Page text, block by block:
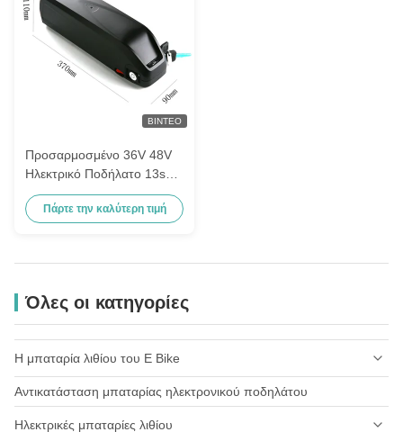
ΒΊΝΤΕΟ
Προσαρμοσμένο 36V 48V
Ηλεκτρικό Ποδήλατο 13s5p
3500mAh Ηλιακά
Συλλέγματα 17,5ah
Πάρτε την καλύτερη τιμή
Όλες οι κατηγορίες
Η μπαταρία λιθίου του E Bike
Η μπαταρία Bosch Powerpack 400
Bosch Powerpack 300 μπαταρία
Αντικατάσταση μπαταρίας ηλεκτρονικού ποδηλάτου
Ηλεκτρικές μπαταρίες λιθίου